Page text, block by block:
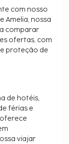
com nosso
Amelia, nossa
comparar
ofertas, com
proteção de
de hotéis,
férias e
viajar